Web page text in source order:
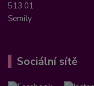
513 01
Semily
Sociální sítě